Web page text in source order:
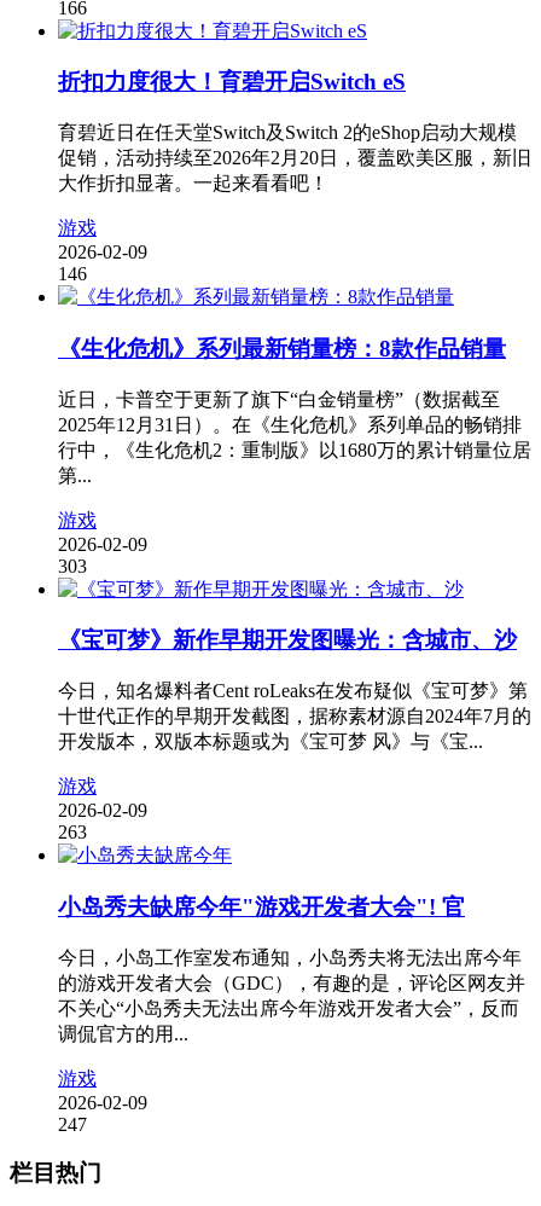
166
折扣力度很大！育碧开启Switch eS
育碧近日在任天堂Switch及Switch 2的eShop启动大规模
促销，活动持续至2026年2月20日，覆盖欧美区服，新旧
大作折扣显著。一起来看看吧！
游戏
2026-02-09
146
《生化危机》系列最新销量榜：8款作品销量
近日，卡普空于更新了旗下“白金销量榜”（数据截至
2025年12月31日）。在《生化危机》系列单品的畅销排
行中，《生化危机2：重制版》以1680万的累计销量位居
第...
游戏
2026-02-09
303
《宝可梦》新作早期开发图曝光：含城市、沙
今日，知名爆料者Cent roLeaks在发布疑似《宝可梦》第
十世代正作的早期开发截图，据称素材源自2024年7月的
开发版本，双版本标题或为《宝可梦 风》与《宝...
游戏
2026-02-09
263
小岛秀夫缺席今年"游戏开发者大会"! 官
今日，小岛工作室发布通知，小岛秀夫将无法出席今年
的游戏开发者大会（GDC），有趣的是，评论区网友并
不关心“小岛秀夫无法出席今年游戏开发者大会”，反而
调侃官方的用...
游戏
2026-02-09
247
栏目热门